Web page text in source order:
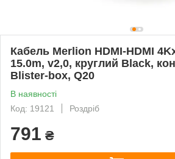
Кабель Merlion HDMI-HDMI
15.0m, v2,0, круглий Black,
Blister-box, Q20
В наявності
Код: 19121
Роздріб
791 ₴